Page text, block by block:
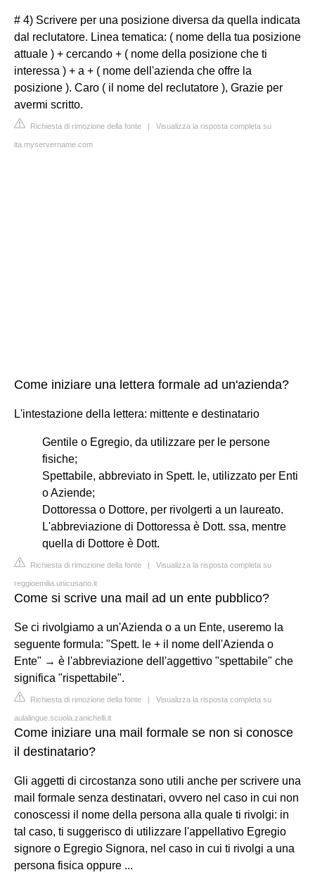
# 4) Scrivere per una posizione diversa da quella indicata
dal reclutatore. Linea tematica: ( nome della tua posizione
attuale ) + cercando + ( nome della posizione che ti
interessa ) + a + ( nome dell'azienda che offre la
posizione ). Caro ( il nome del reclutatore ), Grazie per
avermi scritto.
Richiesta di rimozione della fonte | Visualizza la risposta completa su
ita.myservername.com
Come iniziare una lettera formale ad un'azienda?
L'intestazione della lettera: mittente e destinatario
Gentile o Egregio, da utilizzare per le persone
fisiche;
Spettabile, abbreviato in Spett. le, utilizzato per Enti
o Aziende;
Dottoressa o Dottore, per rivolgerti a un laureato.
L'abbreviazione di Dottoressa è Dott. ssa, mentre
quella di Dottore è Dott.
Richiesta di rimozione della fonte | Visualizza la risposta completa su
reggioemilia.unicusano.it
Come si scrive una mail ad un ente pubblico?
Se ci rivolgiamo a un'Azienda o a un Ente, useremo la
seguente formula: "Spett. le + il nome dell'Azienda o
Ente" → è l'abbreviazione dell'aggettivo "spettabile" che
significa "rispettabile".
Richiesta di rimozione della fonte | Visualizza la risposta completa su
aulalingue.scuola.zanichelli.it
Come iniziare una mail formale se non si conosce
il destinatario?
Gli aggetti di circostanza sono utili anche per scrivere una
mail formale senza destinatari, ovvero nel caso in cui non
conoscessi il nome della persona alla quale ti rivolgi: in
tal caso, ti suggerisco di utilizzare l'appellativo Egregio
signore o Egregio Signora, nel caso in cui ti rivolgi a una
persona fisica oppure ...